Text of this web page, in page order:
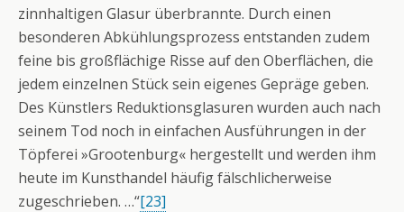
zinnhaltigen Glasur überbrannte. Durch einen
besonderen Abkühlungsprozess entstanden zudem
feine bis großflächige Risse auf den Oberflächen, die
jedem einzelnen Stück sein eigenes Gepräge geben.
Des Künstlers Reduktionsglasuren wurden auch nach
seinem Tod noch in einfachen Ausführungen in der
Töpferei »Grootenburg« hergestellt und werden ihm
heute im Kunsthandel häufig fälschlicherweise
zugeschrieben. …“[23]